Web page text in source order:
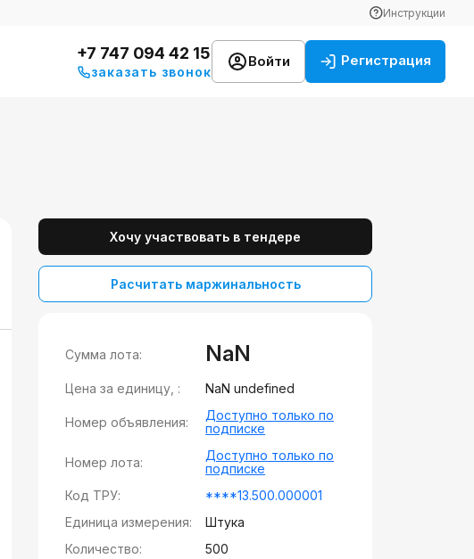
Инструкции
+7 747 094 42 15
заказать звонок
Войти Регистрация
Хочу участвовать в тендере
Расчитать маржинальность
Сумма лота: NaN
Цена за единицу, : NaN undefined
Номер объявления:
Доступно только по
подписке
Номер лота:
Доступно только по
подписке
Код ТРУ:
****13.500.000001
Единица измерения:
Штука
Количество:
500